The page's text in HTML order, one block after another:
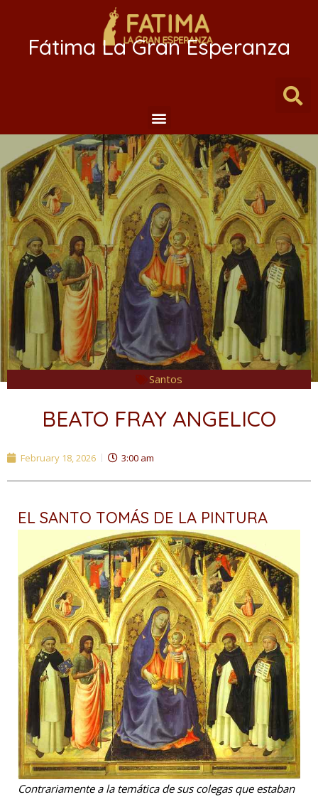
Fátima La Gran Esperanza
Santos
BEATO FRAY ANGELICO
February 18, 2026 3:00 am
EL SANTO TOMÁS DE LA PINTURA
Contrariamente a la temática de sus colegas que estaban